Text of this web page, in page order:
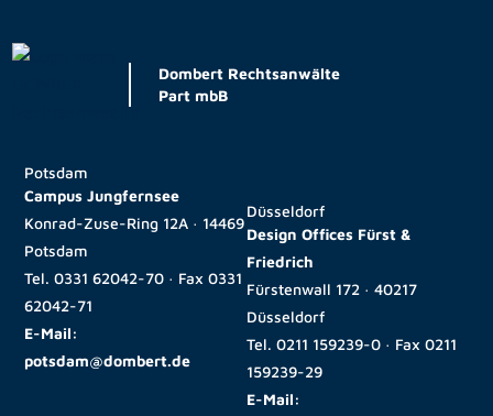
Dombert Rechtsanwälte
Part mbB
Potsdam
Campus Jungfernsee
Konrad-Zuse-Ring 12A · 14469
Potsdam
Tel.0331 62042-70 · Fax0331
62042-71
E-Mail:
potsdam@dombert.de
Düsseldorf
Design Offices Fürst &
Friedrich
Fürstenwall 172 · 40217
Düsseldorf
Tel. 0211 159239-0 · Fax 0211
159239-29
E-Mail: